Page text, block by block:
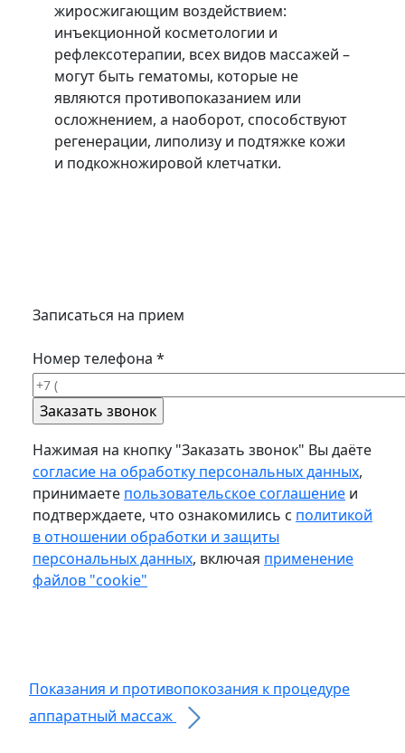
жиросжигающим воздействием:
инъекционной косметологии и
рефлексотерапии, всех видов массажей –
могут быть гематомы, которые не
являются противопоказанием или
осложнением, а наоборот, способствуют
регенерации, липолизу и подтяжке кожи
и подкожножировой клетчатки.
Записаться на прием
Номер телефона *
Нажимая на кнопку "Заказать звонок" Вы даёте
согласие на обработку персональных данных,
принимаете пользовательское соглашение и
подтверждаете, что ознакомились с политикой
в отношении обработки и защиты
персональных данных, включая применение
файлов "cookie"
Показания и противопокозания к процедуре
аппаратный массаж